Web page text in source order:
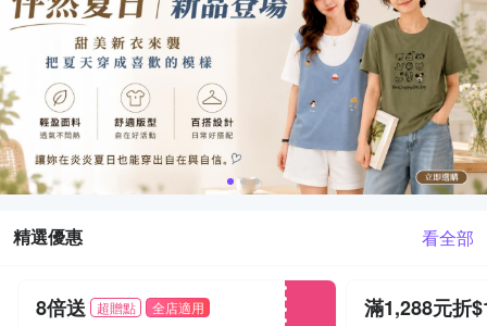
精選優惠 看全部
8倍送 超贈點 全店適用